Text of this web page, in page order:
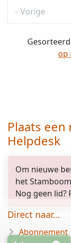
Vorige
op
Plaats
Helpdesk
Om nieuwe
het
Nog geen lid?
Direct naar...
Abonnement